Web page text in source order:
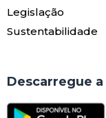
Legislação
Sustentabilidade
Descarregue